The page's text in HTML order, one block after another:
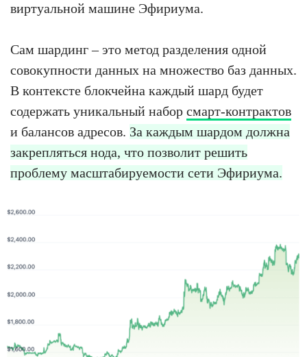
виртуальной машине Эфириума.
Сам шардинг – это метод разделения одной
совокупности данных на множество баз данных.
В контексте блокчейна каждый шард будет
содержать уникальный набор смарт-контрактов
и балансов адресов. За каждым шардом должна
закрепляться нода, что позволит решить
проблему масштабируемости сети Эфириума.